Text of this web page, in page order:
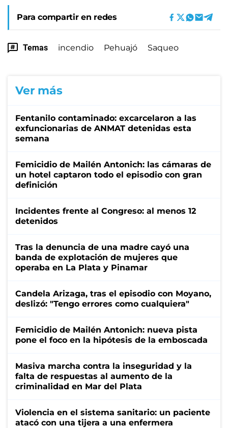
Para compartir en redes
Temas incendio Pehuajó Saqueo
Ver más
Fentanilo contaminado: excarcelaron a las
exfuncionarias de ANMAT detenidas esta
semana
Femicidio de Mailén Antonich: las cámaras de
un hotel captaron todo el episodio con gran
definición
Incidentes frente al Congreso: al menos 12
detenidos
Tras la denuncia de una madre cayó una
banda de explotación de mujeres que
operaba en La Plata y Pinamar
Candela Arizaga, tras el episodio con Moyano,
deslizó: "Tengo errores como cualquiera"
Femicidio de Mailén Antonich: nueva pista
pone el foco en la hipótesis de la emboscada
Masiva marcha contra la inseguridad y la
falta de respuestas al aumento de la
criminalidad en Mar del Plata
Violencia en el sistema sanitario: un paciente
atacó con una tijera a una enfermera